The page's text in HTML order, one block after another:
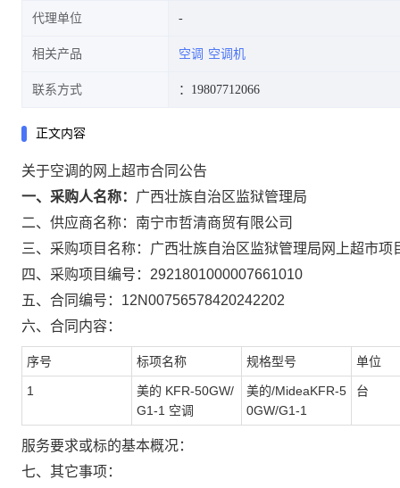
代理单位
相关产品 空调 空调机
联系方式 ：19807712066
正文内容
关于空调的网上超市合同公告
一、采购人名称： 广西壮族自治区监狱管理局
二、供应商名称： 南宁市哲清商贸有限公司
三、采购项目名称： 广西壮族自治区监狱管理局网上超市项
四、采购项目编号： 2921801000007661010
五、合同编号： 12N00756578420242202
六、合同内容：
序号 标项名称 规格型号 单位
1
美的 KFR-50GW/
G1-1 空调
美的/MideaKFR-5
0GW/G1-1
台
服务要求或标的基本概况：
七、其它事项：